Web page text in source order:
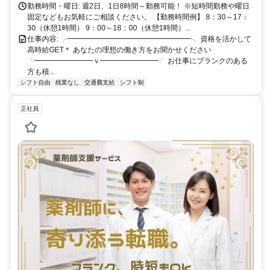
勤務時間・曜日: 週2日、1日8時間～勤務可能！ ※短時間勤務や曜日
固定などもお気軽にご相談ください。 【勤務時間例】 8：30～17：
30（休憩1時間） 9：00～18：00（休憩1時間）...
仕事内容: ╭━━━━━━━━━━━━━━━━━╮ 資格を活かして
高時給GET＊ あなたの理想の働き方をお聞かせください
╰━━━━━━━━ｖ━━━━━━━━╯ お仕事にブランクのある
方も積...
シフト自由 残業なし 交通費支給 シフト制
正社員